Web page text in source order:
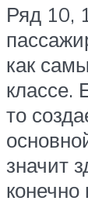
Ряд 10,
как
классе.
то
значит
конечно